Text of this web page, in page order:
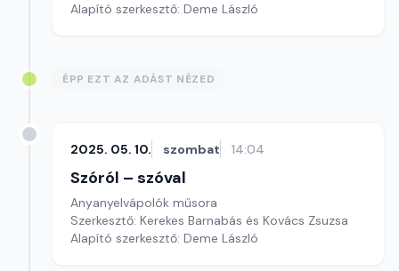
Alapító szerkesztő: Deme László
ÉPP EZT AZ ADÁST NÉZED
2025. 05. 10. szombat 14:04
Szóról – szóval
Anyanyelvápolók műsora
Szerkesztő: Kerekes Barnabás és Kovács Zsuzsa
Alapító szerkesztő: Deme László